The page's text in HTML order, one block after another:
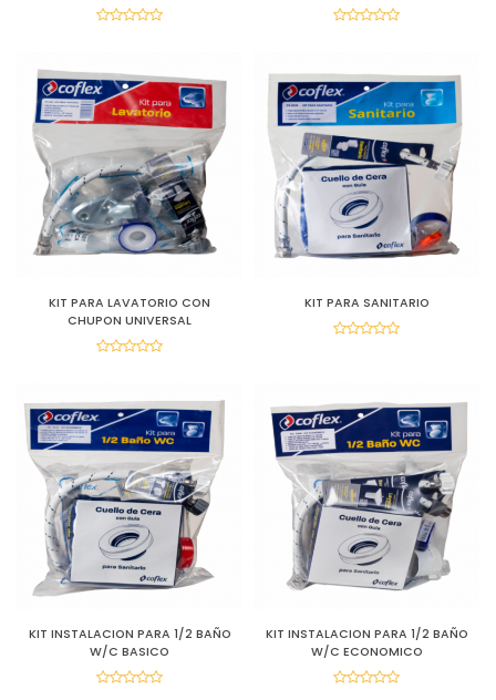
KIT PARA LAVATORIO CON
CHUPON UNIVERSAL
KIT PARA SANITARIO
KIT INSTALACION PARA 1/2 BAÑO
W/C BASICO
KIT INSTALACION PARA 1/2 BAÑO
W/C ECONOMICO